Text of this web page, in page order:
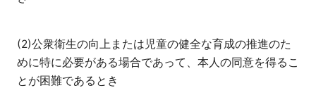
(2)公衆衛生の向上または児童の健全な育成の推進のた
めに特に必要がある場合であって、本人の同意を得るこ
とが困難であるとき